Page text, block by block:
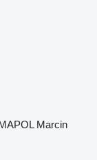
Marcin